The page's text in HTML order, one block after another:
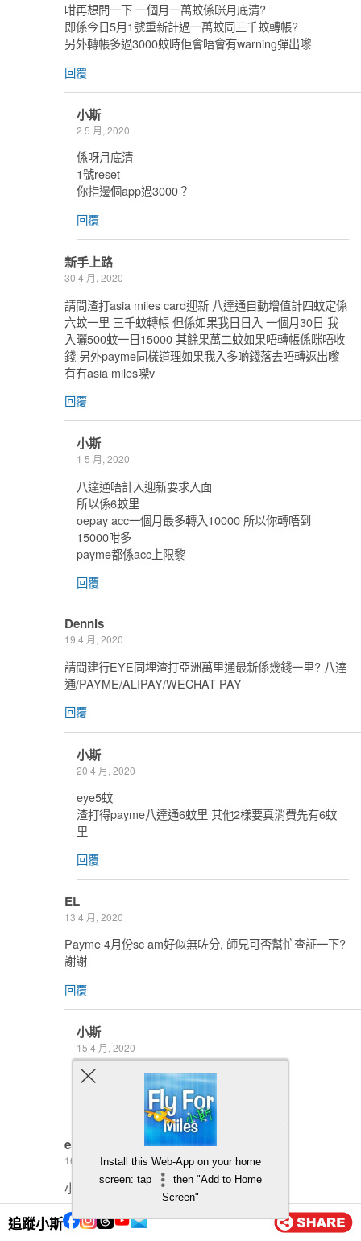
追蹤小斯
咁再想問一下 一個月一萬蚊係咪月底清?
即係今日5月1號重新計過一萬蚊同三千蚊轉帳?
另外轉帳多過3000蚊時佢會唔會有warning彈出嚟
回覆
小斯
2 5 月, 2020
係呀月底清
1號reset
你指邊個app過3000？
回覆
新手上路
30 4 月, 2020
請問渣打asia miles card迎新 八達通自動增值計四蚊定係
六蚊一里 三千蚊轉帳 但係如果我日日入 一個月30日 我
入曬500蚊一日15000 其餘果萬二蚊如果唔轉帳係咪唔收
錢 另外payme同樣道理如果我入多啲錢落去唔轉返出嚟
有冇asia miles㗎v
回覆
小斯
1 5 月, 2020
八達通唔計入迎新要求入面
所以係6蚊里
oepay acc一個月最多轉入10000 所以你轉唔到
15000咁多
payme都係acc上限黎
回覆
Dennis
19 4 月, 2020
請問建行EYE同埋渣打亞洲萬里通最新係幾錢一里? 八逹
通/PAYME/ALIPAY/WECHAT PAY
回覆
小斯
20 4 月, 2020
eye5蚊
渣打得payme八達通6蚊里 其他2樣要真消費先有6蚊
里
回覆
EL
13 4 月, 2020
Payme 4月份sc am好似無咗分, 師兄可否幫忙查証一下?
謝謝
回覆
小斯
15 4 月, 2020
無聽到其他fans話無bo＠＠
eric
16 2 月, 2020
小c三月八达通新收费條例，点睇
回覆
Install this Web-App on your home
screen: tap
then "Add to Home
Screen"